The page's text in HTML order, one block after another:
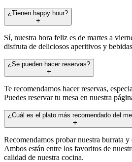
¿Tienen happy hour?
Sí, nuestra hora feliz es de martes a
disfruta de deliciosos aperitivos y
¿Se pueden hacer reservas?
Te recomendamos hacer reservas,
Puedes reservar tu mesa en nuestra
¿Cuál es el plato más recomendado del
Recomendamos probar nuestra burrata
Ambos están entre los favoritos de
calidad de nuestra cocina.